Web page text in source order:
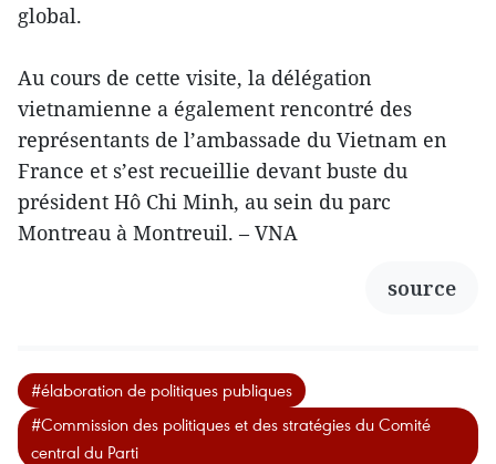
global.
Au cours de cette visite, la délégation
vietnamienne a également rencontré des
représentants de l’ambassade du Vietnam en
France et s’est recueillie devant buste du
président Hô Chi Minh, au sein du parc
Montreau à Montreuil. – VNA
source
#élaboration de politiques publiques
#Commission des politiques et des stratégies du Comité
central du Parti